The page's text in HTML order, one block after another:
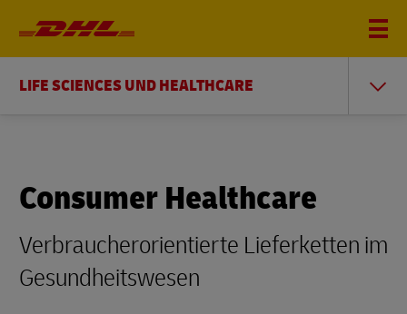
LIFE SCIENCES UND HEALTHCARE
Consumer Healthcare
Verbraucherorientierte Lieferketten im
Gesundheitswesen